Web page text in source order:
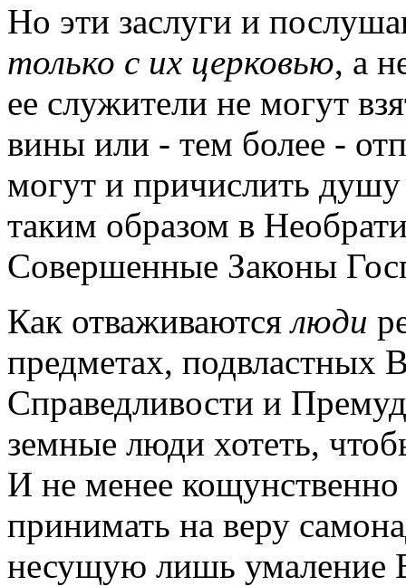
Но эти заслуги и
только с их церковью, а
ее служители не могут
вины или - тем более -
могут и причислить
таким образом в
Совершенные Законы
Как отваживаютсялюди
предметах, подвластных
Справедливости и
земные люди хотеть,
И не менее
принимать на веру
несущую лишь умаление